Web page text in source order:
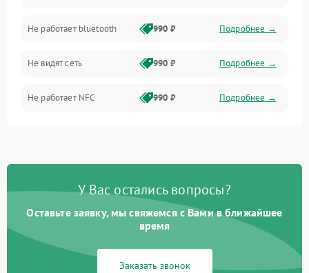
Разговор (микрофон, динамик)
Не работает bluetooth 990 ₽ Подробнее →
Не видят сеть 990 ₽ Подробнее →
Не работает NFC 990 ₽ Подробнее →
У Вас остались вопросы?
Оставьте заявку, мы свяжемся с Вами в ближайшее
время
Заказать звонок